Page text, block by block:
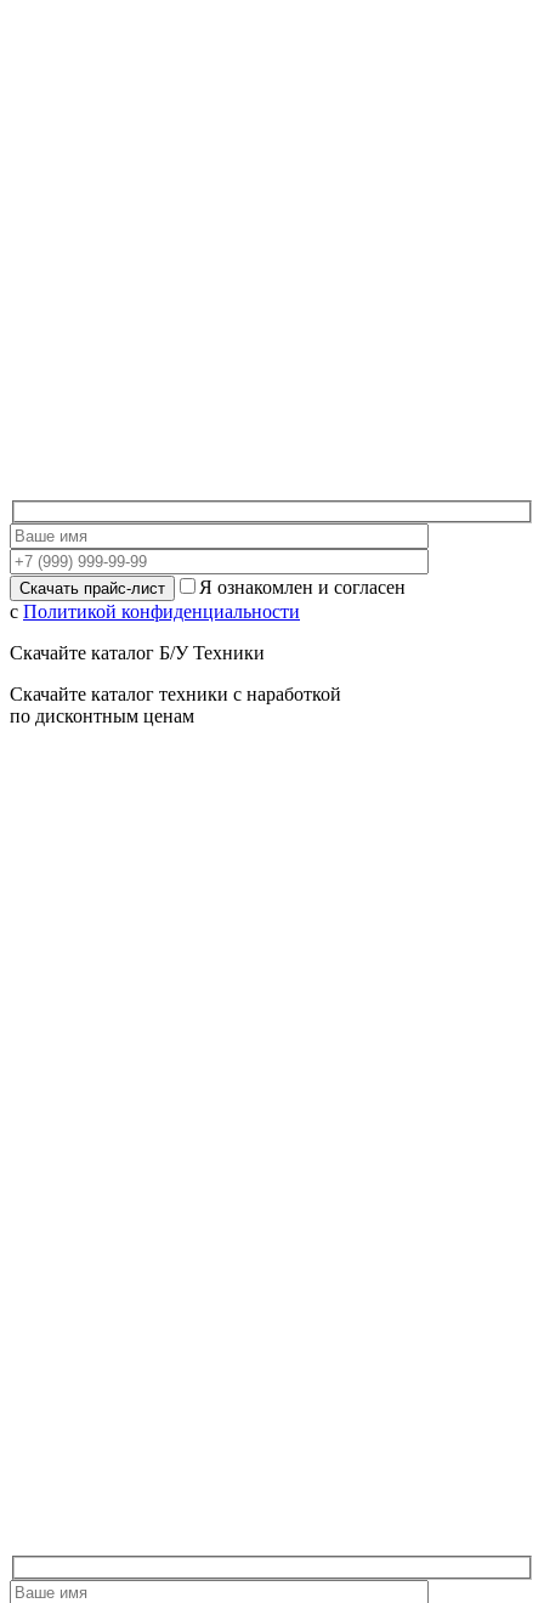
Я ознакомлен и согласен
с Политикой конфиденциальности
Скачайте каталог Б/У Техники
Скачайте каталог техники с наработкой
по дисконтным ценам